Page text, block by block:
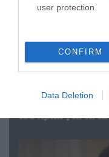
user protection.
CONFIRM
Data Deletion
«Η απόλυτη
του Αρκά για τα